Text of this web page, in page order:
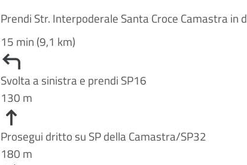
Prendi Str. Interpoderale Santa Croce Camastra in
15 min (9,1 km)
Svolta a sinistra e prendi SP16
130 m
Prosegui dritto su SP della Camastra/SP32
180 m